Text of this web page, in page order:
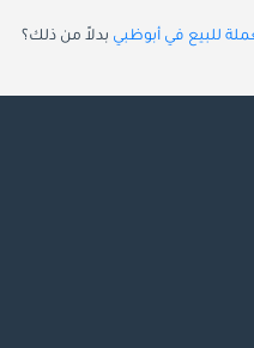
للبيع في أبوظبي بدلاً من ذلك؟